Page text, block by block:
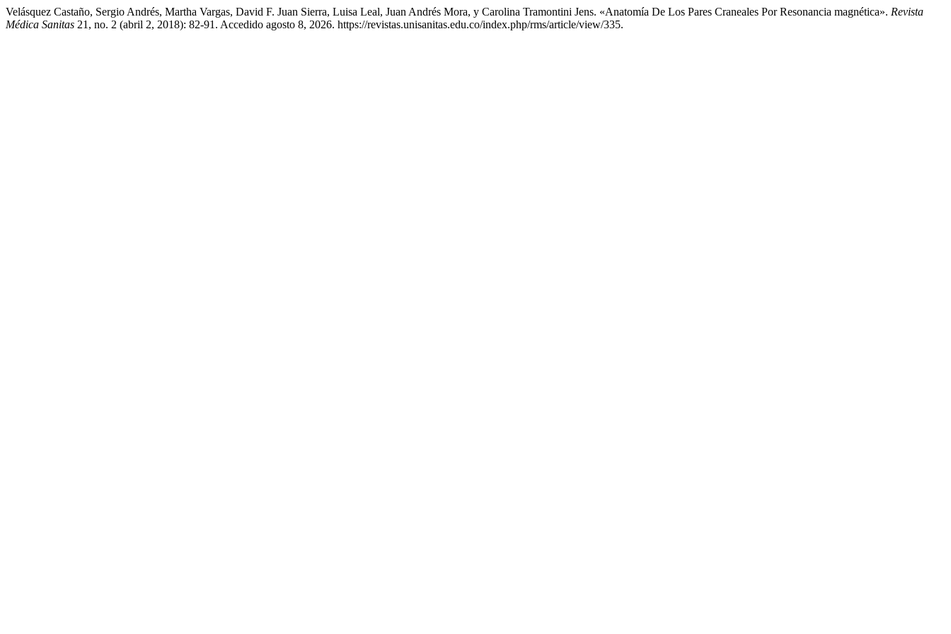
Velásquez Castaño, Sergio Andrés, Martha Vargas, David F. Juan Sierra, Luisa Leal, Juan Andrés Mora, y Carolina Tramontini Jens. «Anatomía De Los Pares Craneales Por Resonancia magnética». Revista
Médica Sanitas 21, no. 2 (abril 2, 2018): 82-91. Accedido agosto 8, 2026. https://revistas.unisanitas.edu.co/index.php/rms/article/view/335.